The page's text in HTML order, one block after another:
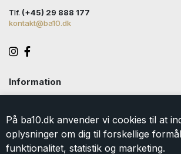
På ba10.dk anvender vi cookies til at
oplysninger om dig til forskellige
funktionalitet, statistik og marketing.
Tlf. (+45) 29 888 177
kontakt@ba10.dk
Information
Levering
Returlabel
Persondatapolitik